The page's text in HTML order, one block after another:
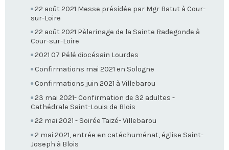
22 août 2021 Messe présidée par Mgr Batut à Cour-
sur-Loire
22 août 2021 Pèlerinage de la Sainte Radegonde à
Cour-sur-Loire
2021 07 Pélé diocésain Lourdes
Confirmations mai 2021 en Sologne
Confirmations juin 2021 à Villebarou
23 mai 2021- Confirmation de 32 adultes -
Cathédrale Saint-Louis de Blois
22 mai 2021 - Soirée Taizé- Villebarou
2 mai 2021, entrée en catéchuménat, église Saint-
Joseph à Blois